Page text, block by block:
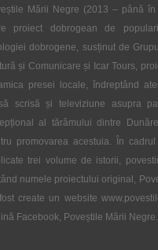
Mării Negre (2013 – până
proiect dobrogean de
dobrogene, susținut de
și Comunicare și Icar Tours,
presei locale, îndreptând
scrisă și televiziune asupra
al tărâmului dintre
promovarea acestuia. În
trei volume de istorii,
numele proiectului original,
create un website
Facebook, Poveștile Mării Negre.